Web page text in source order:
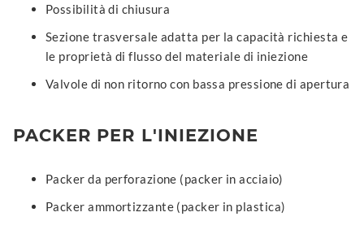
Possibilità di chiusura
Sezione trasversale adatta per la capacità richiesta e
le proprietà di flusso del materiale di iniezione
Valvole di non ritorno con bassa pressione di apertura
PACKER PER L'INIEZIONE
Packer da perforazione (packer in acciaio)
Packer ammortizzante (packer in plastica)